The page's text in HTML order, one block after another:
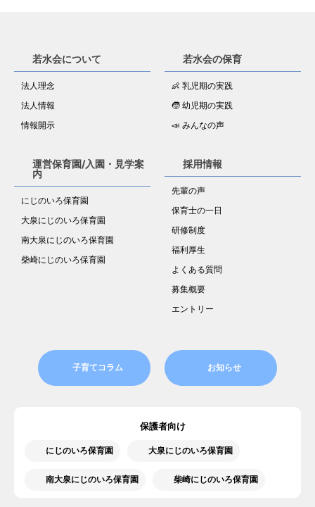
若水会について
法人理念
法人情報
情報開示
若水会の保育
👶 乳児期の実践
🧒 幼児期の実践
📣 みんなの声
運営保育園/入園・見学案
内
にじのいろ保育園
大泉にじのいろ保育園
南大泉にじのいろ保育園
柴崎にじのいろ保育園
採用情報
先輩の声
保育士の一日
研修制度
福利厚生
よくある質問
募集概要
エントリー
子育てコラム お知らせ
保護者向け
にじのいろ保育園 大泉にじのいろ保育園
南大泉にじのいろ保育園 柴崎にじのいろ保育園